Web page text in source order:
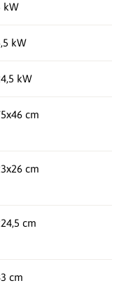
kW
kW
kW
cm
cm
cm
cm